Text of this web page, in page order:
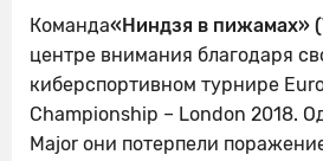
Команда«Ниндзя в пижамах»
центре внимания благодаря
киберспортивном турнире
Championship – London 2018.
Major они потерпели